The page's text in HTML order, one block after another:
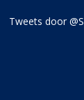
Tweets door